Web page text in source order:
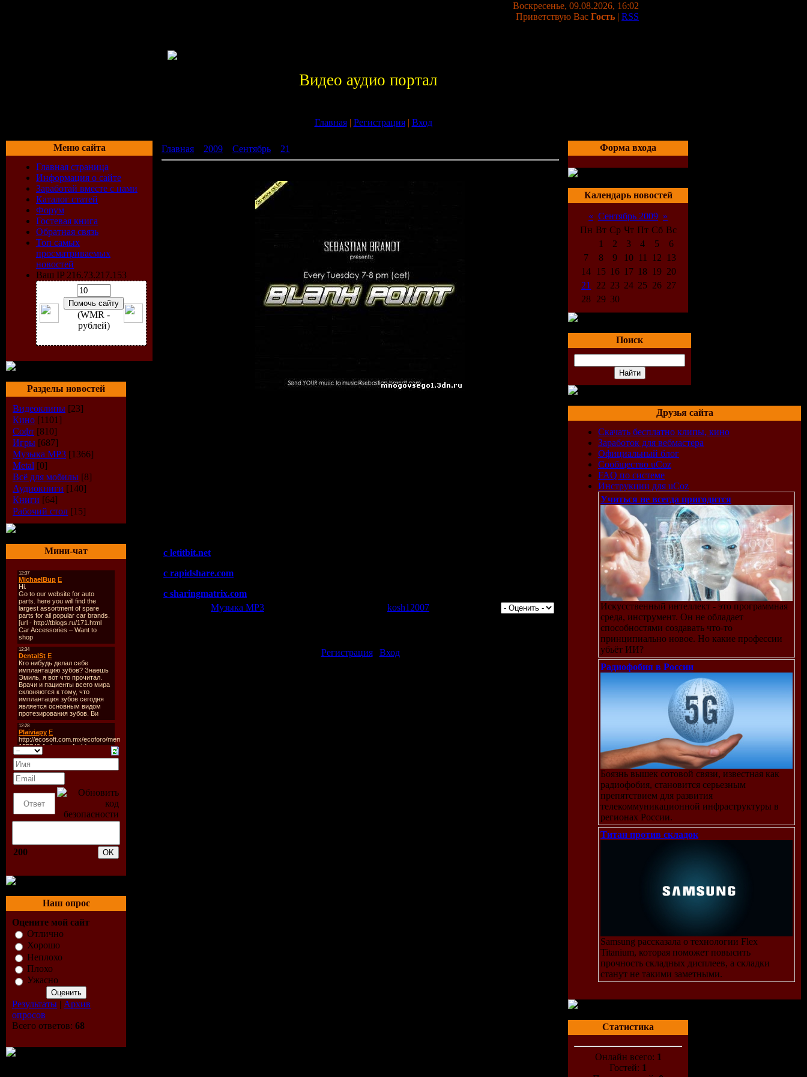
Воскресенье, 09.08.2026, 16:02
Приветствую Вас Гость | RSS
Видео аудио портал
Главная| Регистрация| Вход
Меню сайта
Главная страница
Информация о сайте
Заработай вместе с нами
Каталог статей
Форум
Гостевая книга
Обратная связь
Топ самых
просматриваемых
новостей
Ваш IP 216.73.217.153
(WMR -
рублей)
Разделы новостей
Видеоклипы [23]
Кино [1101]
Софт [810]
Игры [687]
Музыка МР3 [1366]
Metal [0]
Всё для мобилы [8]
Аудиокниги [140]
Книги [64]
Рабочий стол [15]
Мини-чат
200
Наш опрос
Оцените мой сайт
Отлично
Хорошо
Неплохо
Плохо
Ужасно
Результаты | Архив
опросов
Всего ответов: 68
Главная 2009 Сентябрь 21
c letitbit.net
c rapidshare.com
c sharingmatrix.com
Музыка МР3 kosh12007
Регистрация| Вход]
Форма входа
Календарь новостей
« Сентябрь 2009 »
Пн Вт Ср Чт Пт Сб Вс
1
2 3 4 5
6
7
8 9 10 11 12
13
14
15 16 17 18 19 20
21
22 23 24 25 26 27
28 29 30
Поиск
Друзья сайта
Скачать бесплатно клипы, кино
Заработок для вебмастера
Официальный блог
Сообщество uCoz
FAQ по системе
Инструкции для uCoz
Учиться не всегда пригодится
Искусственный интеллект - это программная
среда, инструмент. Он не обладает
способностями создавать что-то
принципиально новое. Но какие профессии
убьёт ИИ?
Радиофобия в России
Боязнь вышек сотовой связи, известная как
радиофобия, становится серьезным
препятствием для развития
телекоммуникационной инфраструктуры в
регионах России.
Титан против складок
Samsung рассказала о технологии Flex
Titanium, которая поможет повысить
прочность складных дисплеев, а складки
станут не такими заметными.
Статистика
Онлайн всего: 1
Гостей: 1